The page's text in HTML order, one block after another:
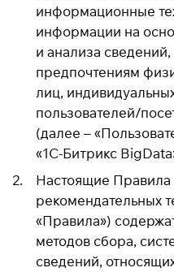
информационные
информации на
и анализа
предпочтениям
лиц,
пользователей/
(далее –
«1C-Битрикс
Настоящие
рекомендательных
«Правила»)
методов сбора,
сведений,